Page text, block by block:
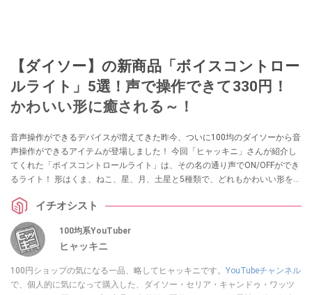
【ダイソー】の新商品「ボイスコントロー
ルライト」5選！声で操作できて330円！
かわいい形に癒される～！
音声操作ができるデバイスが増えてきた昨今、ついに100均のダイソーから音
声操作ができるアイテムが登場しました！ 今回「ヒャッキニ」さんが紹介し
てくれた「ボイスコントロールライト」は、その名の通り声でON/OFFができ
るライト！ 形はくま、ねこ、星、月、土星と5種類で、どれもかわいい形をし
ひチェックしてみてくださいね。
イチオシスト
100均系YouTuber
ヒャッキニ
100円ショップの気になる一品、略してヒャッキニです。 YouTubeチャンネル
で、個人的に気になって購入した、ダイソー・セリア・キャンドゥ・ワッツ